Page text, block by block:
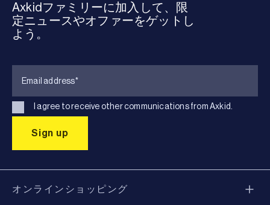
Axkidファミリーに加入して、限
定ニュースやオファーをゲットし
よう。
I agree to receive other communications from Axkid.
オンラインショッピング